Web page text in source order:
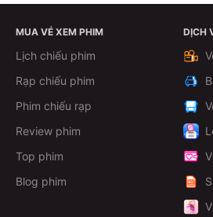
MUA VÉ XEM PHIM
Lịch chiếu phim
Rạp chiếu phim
Phim chiếu rạp
Review phim
Top phim
Blog phim
DỊCH